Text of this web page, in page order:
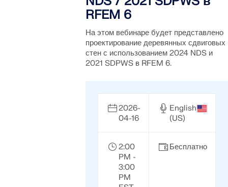
RFEM 6
На этом вебинаре будет представлено
проектирование деревянных сдвиговых
стен с использованием 2024 NDS и
2021 SDPWS в RFEM 6.
2026-
04-16
English
(US)
2:00
PM -
3:00
PM
Бесплатно